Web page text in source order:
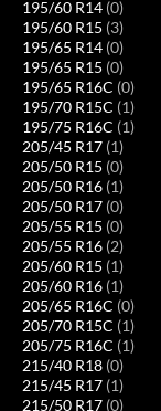
195/60 R14 (0)
195/60 R15 (3)
195/65 R14 (0)
195/65 R15 (0)
195/65 R16C (0)
195/70 R15C (1)
195/75 R16C (1)
205/45 R17 (1)
205/50 R15 (0)
205/50 R16 (1)
205/50 R17 (0)
205/55 R15 (0)
205/55 R16 (2)
205/60 R15 (1)
205/60 R16 (1)
205/65 R16C (0)
205/70 R15C (1)
205/75 R16C (1)
215/40 R18 (0)
215/45 R17 (1)
215/50 R17 (0)